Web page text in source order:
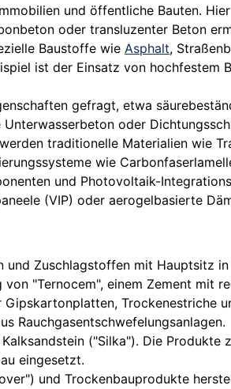
und öffentliche Bauten.
oder transluzenter Beton
Baustoffe wie Asphalt,
ist der Einsatz von hochfestem
gefragt, etwa
oder
traditionelle Materialien wie
wie
und Photovoltaik-
(VIP) oder aerogelbasierte
Zuschlagstoffen mit Hauptsitz
"Ternocem", einem Zement mit
Trockenestriche
Rauchgasentschwefelungsanlagen.
("Silka"). Die Produkte
eingesetzt.
und Trockenbauprodukte